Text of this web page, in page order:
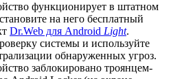
функционирует в штатном
на него бесплатный
Dr.Web для Android Light.
системы и используйте
обнаруженных угроз.
заблокировано троянцем-